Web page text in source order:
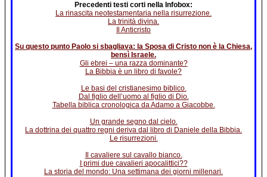
Precedenti testi corti nella Infobox:
La rinascita neotestamentaria nella risurrezione.
La trinità divina.
Il Anticristo
Su questo punto Paolo si sbagliava: la Sposa di Cristo non è la Chiesa,
bensì Israele.
Gli ebrei – una razza dominante?
La Bibbia è un libro di favole?
Le basi del cristianesimo biblico.
Dal figlio dell’uomo al figlio di Dio.
Tabella biblica cronologica da Adamo a Giacobbe.
Un grande segno dal cielo.
La dottrina dei quattro regni deriva dal libro di Daniele della Bibbia.
Le risurrezioni.
Il cavaliere sul cavallo bianco.
I primi due cavalieri apocalittici??
La storia del mondo: Una settimana dei giorni millenari.